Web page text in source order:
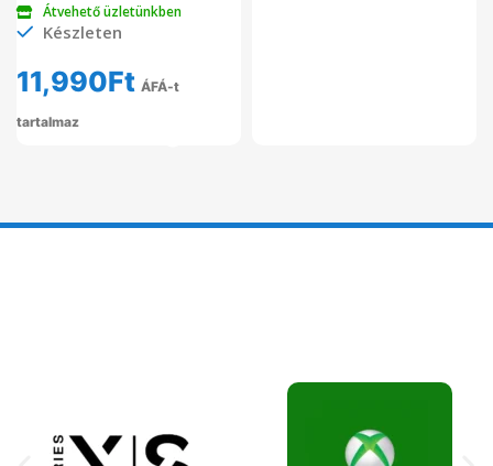
Átvehető üzletünkben
Készleten
11,990Ft ÁFÁ-t
tartalmaz